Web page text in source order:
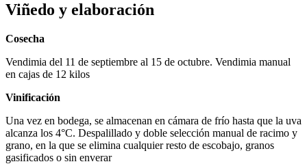
Viñedo y elaboración
Cosecha
Vendimia del 11 de septiembre al 15 de octubre. Vendimia manual
en cajas de 12 kilos
Vinificación
Una vez en bodega, se almacenan en cámara de frío hasta que la uva
alcanza los 4°C. Despalillado y doble selección manual de racimo y
grano, en la que se elimina cualquier resto de escobajo, granos
gasificados o sin enverar